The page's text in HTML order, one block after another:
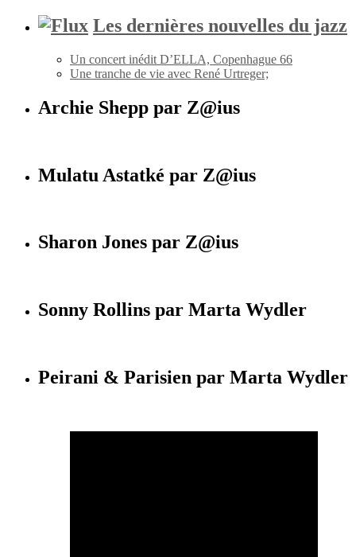
Les dernières nouvelles du jazz
Un concert inédit D’ELLA, Copenhague 66
Une tranche de vie avec René Urtreger;
Archie Shepp par Z@ius
Mulatu Astatké par Z@ius
Sharon Jones par Z@ius
Sonny Rollins par Marta Wydler
Peirani & Parisien par Marta Wydler